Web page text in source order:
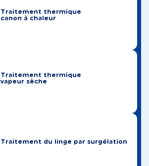
Traitement thermique
canon à chaleur
Traitement thermique
vapeur sèche
Traitement du linge par surgélation